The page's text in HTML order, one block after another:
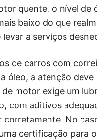
quente, o nível de
baixo do que
levar a serviços
de carros com
óleo, a atenção deve
de motor exige um
com aditivos
corretamente. No
certificação para